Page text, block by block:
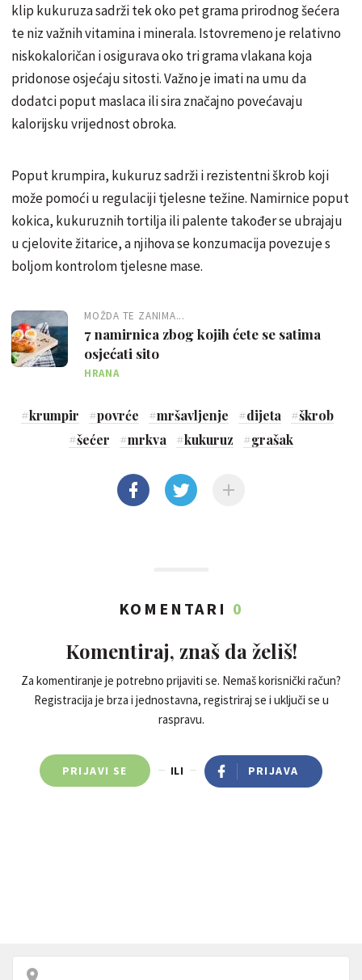
klip kukuruza sadrži tek oko pet grama prirodnog šećera
te niz važnih vitamina i minerala. Istovremeno je relativno
niskokaloričan i osigurava oko tri grama vlakana koja
pridonose osjećaju sitosti. Važno je imati na umu da
dodatci poput maslaca ili sira značajno povećavaju
kalorijsku vrijednost obroka.
Poput krumpira, kukuruz sadrži i rezistentni škrob koji
može pomoći u regulaciji tjelesne težine. Namirnice poput
kokica, kukuruznih tortilja ili palente također se ubrajaju
u cjelovite žitarice, a njihova se konzumacija povezuje s
boljom kontrolom tjelesne mase.
MOŽDA TE ZANIMA...
7 namirnica zbog kojih ćete se satima
osjećati sito
HRANA
#krumpir #povrće #mršavljenje #dijeta #škrob
#šećer #mrkva #kukuruz #grašak
KOMENTARI 0
Komentiraj, znaš da želiš!
Za komentiranje je potrebno prijaviti se. Nemaš korisnički račun?
Registracija je brza i jednostavna, registriraj se i uključi se u
raspravu.
PRIJAVI SE ILI PRIJAVA